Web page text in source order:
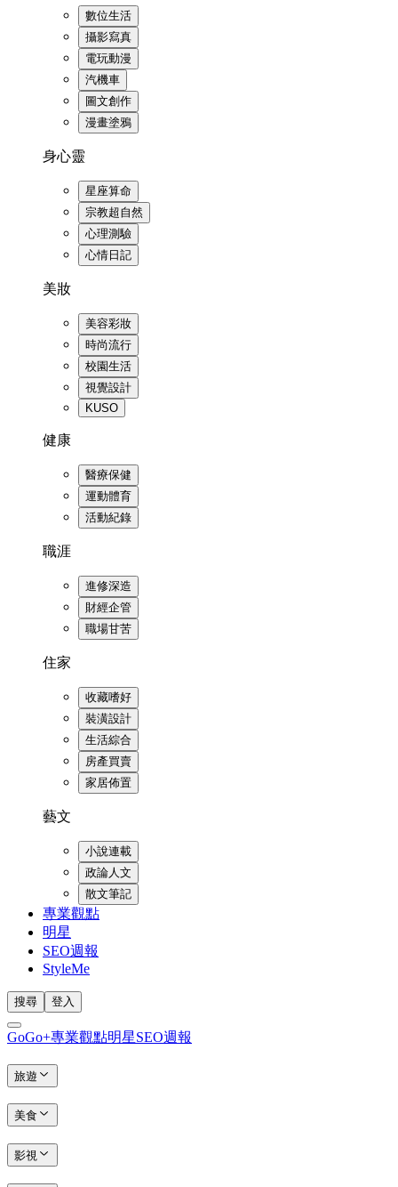
數位生活
攝影寫真
電玩動漫
汽機車
圖文創作
漫畫塗鴉
身心靈
星座算命
宗教超自然
心理測驗
心情日記
美妝
美容彩妝
時尚流行
校園生活
視覺設計
KUSO
健康
醫療保健
運動體育
活動紀錄
職涯
進修深造
財經企管
職場甘苦
住家
收藏嗜好
裝潢設計
生活綜合
房產買賣
家居佈置
藝文
小說連載
政論人文
散文筆記
專業觀點
明星
SEO週報
StyleMe
搜尋 登入
GoGo+專業觀點明星SEO週報
旅遊
美食
影視